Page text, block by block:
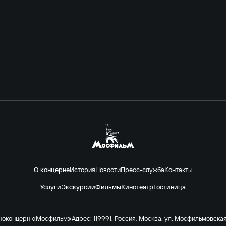
О концернеИсторияНовостиПресс-службаКонтакты
УслугиЭкскурсииФильмыКинотеатрГостиница
«Мосфильм»Адрес: 119991, Россия, Москва, ул.